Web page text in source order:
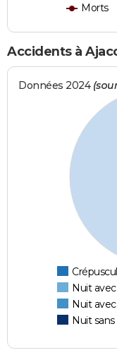
Morts
Accidents à
Données 2024
Nuit
Nuit
Nuit